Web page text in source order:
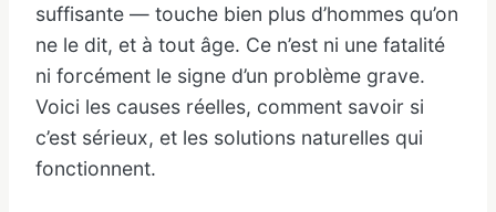
suffisante — touche bien plus d’hommes qu’on
ne le dit, et à tout âge. Ce n’est ni une fatalité
ni forcément le signe d’un problème grave.
Voici les causes réelles, comment savoir si
c’est sérieux, et les solutions naturelles qui
fonctionnent.